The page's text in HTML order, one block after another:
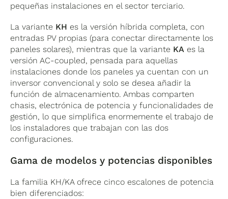
pequeñas instalaciones en el sector terciario.
La variante KH es la versión híbrida completa, con
entradas PV propias (para conectar directamente los
paneles solares), mientras que la variante KA es la
versión AC-coupled, pensada para aquellas
instalaciones donde los paneles ya cuentan con un
inversor convencional y solo se desea añadir la
función de almacenamiento. Ambas comparten
chasis, electrónica de potencia y funcionalidades de
gestión, lo que simplifica enormemente el trabajo de
los instaladores que trabajan con las dos
configuraciones.
Gama de modelos y potencias disponibles
La familia KH/KA ofrece cinco escalones de potencia
bien diferenciados: